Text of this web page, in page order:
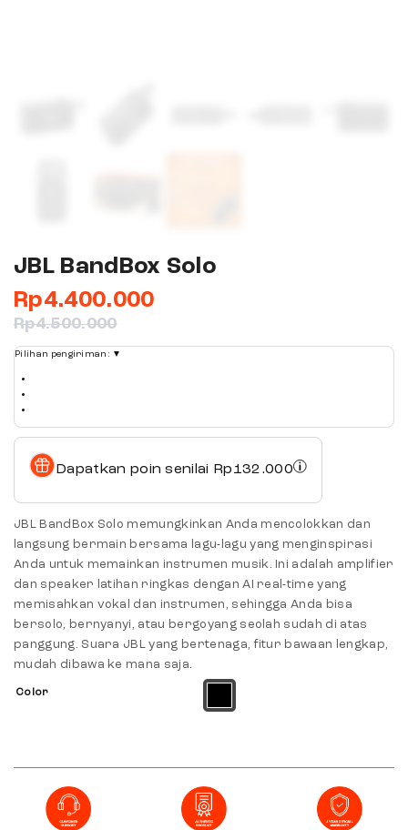
JBL BandBox Solo
Rp4.400.000
Rp4.500.000
Pilihan pengiriman: ▼
Dapatkan poin senilai Rp132.000
JBL BandBox Solo memungkinkan Anda mencolokkan dan
langsung bermain bersama lagu-lagu yang menginspirasi
Anda untuk memainkan instrumen musik. Ini adalah amplifier
dan speaker latihan ringkas dengan AI real-time yang
memisahkan vokal dan instrumen, sehingga Anda bisa
bersolo, bernyanyi, atau bergoyang seolah sudah di atas
panggung. Suara JBL yang bertenaga, fitur bawaan lengkap,
mudah dibawa ke mana saja.
Color